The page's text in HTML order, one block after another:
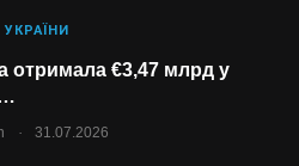
отримала €3,47 млрд у
. 31.07.2026